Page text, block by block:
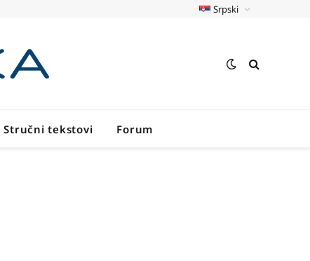
Srpski
Stručni tekstovi Forum